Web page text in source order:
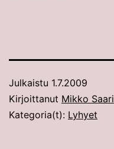
Julkaistu 1.7.2009
Kirjoittanut Mikko Saari
Kategoria(t): Lyhyet